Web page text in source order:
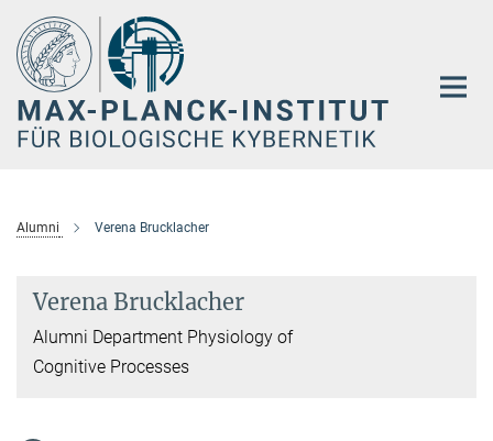
Hauptinhalt
Alumni Verena Brucklacher
Verena Brucklacher
Alumni Department Physiology of
Cognitive Processes